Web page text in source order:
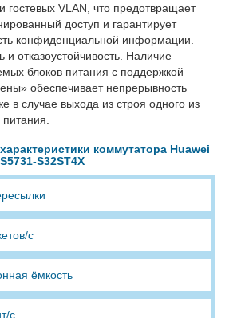
гостевых VLAN, что предотвращает
доступ и гарантирует
конфиденциальной информации.
и отказоустойчивость. Наличие
блоков питания с поддержкой
обеспечивает непрерывность
в случае выхода из строя одного из
коммутатора Huawei
S32ST4X
с
ёмкость
с